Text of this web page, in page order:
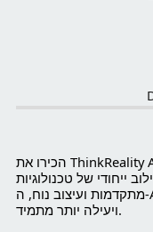
הכירו את ThinkReality A3, משקפי מציאות רבודה (AR) המיועדים
ייחודי של טכנולוגיות
מתקדמות ועיצוב נוח, ה-A3 מציעים לעובדים חווית עבודה חדשה
ויעילה יותר מתמיד.